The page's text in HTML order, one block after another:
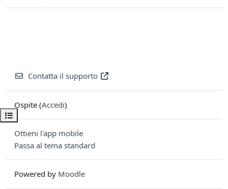
Apri indice del corso
Contatta il supporto
Ospite (Accedi)
Ottieni l'app mobile
Passa al tema standard
Powered by Moodle